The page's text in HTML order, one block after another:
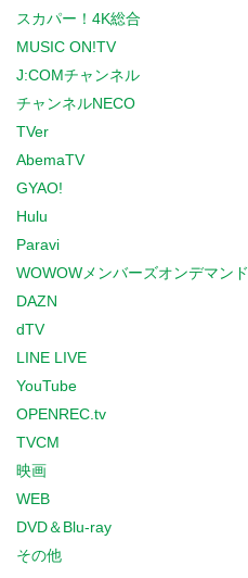
スカパー！4K総合
MUSIC ON!TV
J:COMチャンネル
チャンネルNECO
TVer
AbemaTV
GYAO!
Hulu
Paravi
WOWOWメンバーズオンデマンド
DAZN
dTV
LINE LIVE
YouTube
OPENREC.tv
TVCM
映画
WEB
DVD＆Blu-ray
その他